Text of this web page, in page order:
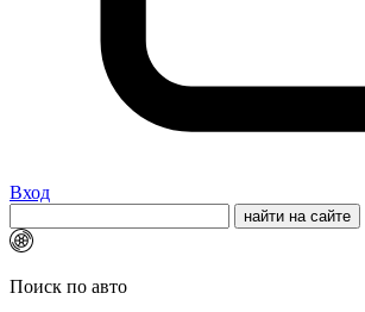
Вход
Поиск по авто